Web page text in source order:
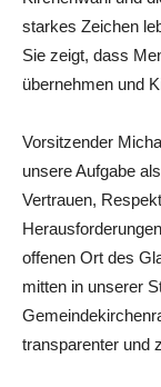
starkes Zeichen
Sie zeigt, dass
übernehmen und
Vorsitzender
unsere Aufgabe
Vertrauen,
offenen Ort des
mitten in unserer
transparenter und